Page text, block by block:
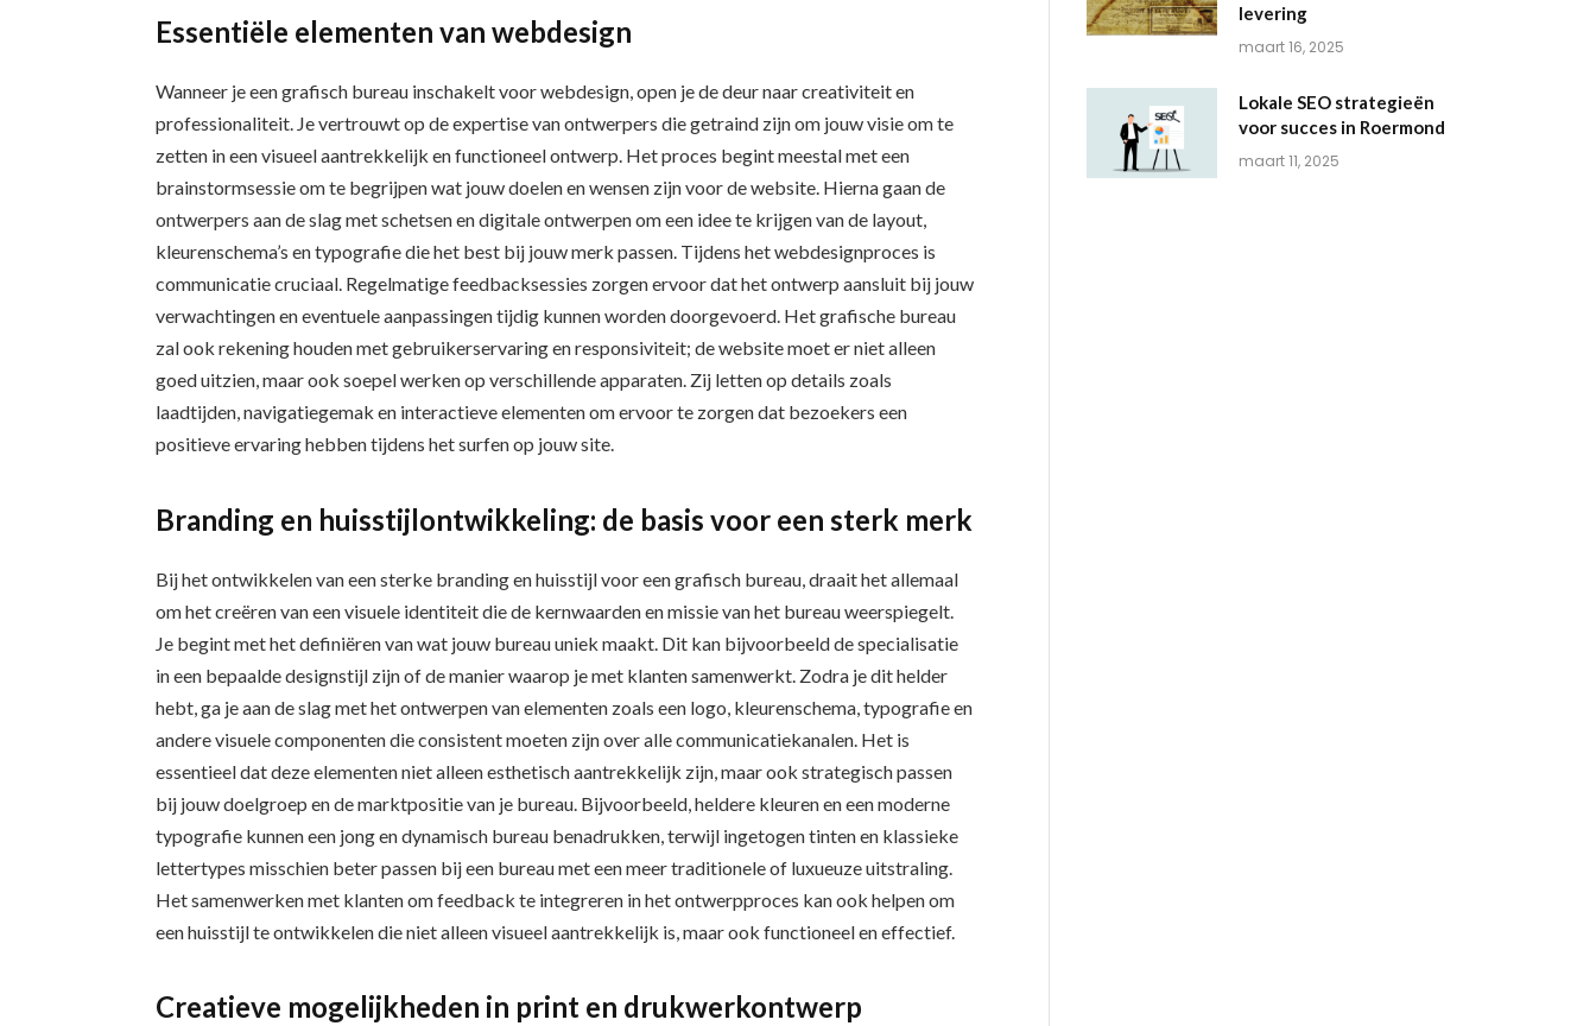
Essentiële elementen van webdesign
Wanneer je een grafisch bureau inschakelt voor webdesign, open je de deur naar creativiteit en
professionaliteit. Je vertrouwt op de expertise van ontwerpers die getraind zijn om jouw visie om te
zetten in een visueel aantrekkelijk en functioneel ontwerp. Het proces begint meestal met een
brainstormsessie om te begrijpen wat jouw doelen en wensen zijn voor de website. Hierna gaan de
ontwerpers aan de slag met schetsen en digitale ontwerpen om een idee te krijgen van de layout,
kleurenschema’s en typografie die het best bij jouw merk passen. Tijdens het webdesignproces is
communicatie cruciaal. Regelmatige feedbacksessies zorgen ervoor dat het ontwerp aansluit bij jouw
verwachtingen en eventuele aanpassingen tijdig kunnen worden doorgevoerd. Het grafische bureau
zal ook rekening houden met gebruikerservaring en responsiviteit; de website moet er niet alleen
goed uitzien, maar ook soepel werken op verschillende apparaten. Zij letten op details zoals
laadtijden, navigatiegemak en interactieve elementen om ervoor te zorgen dat bezoekers een
positieve ervaring hebben tijdens het surfen op jouw site.
Branding en huisstijlontwikkeling: de basis voor een sterk merk
Bij het ontwikkelen van een sterke branding en huisstijl voor een grafisch bureau, draait het allemaal
om het creëren van een visuele identiteit die de kernwaarden en missie van het bureau weerspiegelt.
Je begint met het definiëren van wat jouw bureau uniek maakt. Dit kan bijvoorbeeld de specialisatie
in een bepaalde designstijl zijn of de manier waarop je met klanten samenwerkt. Zodra je dit helder
hebt, ga je aan de slag met het ontwerpen van elementen zoals een logo, kleurenschema, typografie en
andere visuele componenten die consistent moeten zijn over alle communicatiekanalen. Het is
essentieel dat deze elementen niet alleen esthetisch aantrekkelijk zijn, maar ook strategisch passen
bij jouw doelgroep en de marktpositie van je bureau. Bijvoorbeeld, heldere kleuren en een moderne
typografie kunnen een jong en dynamisch bureau benadrukken, terwijl ingetogen tinten en klassieke
lettertypes misschien beter passen bij een bureau met een meer traditionele of luxueuze uitstraling.
Het samenwerken met klanten om feedback te integreren in het ontwerpproces kan ook helpen om
een huisstijl te ontwikkelen die niet alleen visueel aantrekkelijk is, maar ook functioneel en effectief.
Creatieve mogelijkheden in print en drukwerkontwerp
levering
maart 16, 2025
Lokale SEO strategieën
voor succes in Roermond
maart 11, 2025